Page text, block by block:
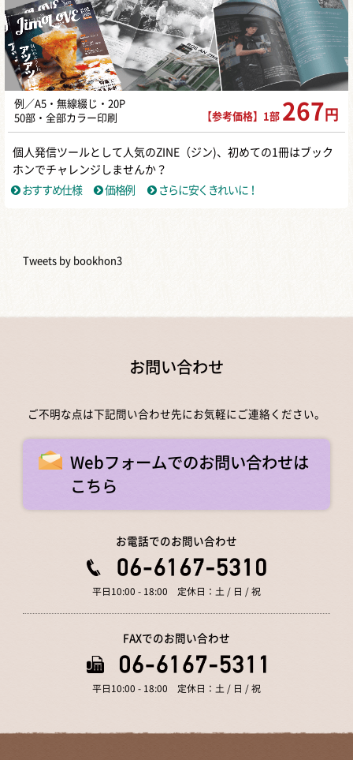
例／A5・無線綴じ・20P
50部・全部カラー印刷
【参考価格】1部 267 円
個人発信ツールとして人気のZINE（ジン)、初めての1冊はブック
ホンでチャレンジしませんか？
おすすめ仕様
価格例 さらに安くきれいに！
Tweets by bookhon3
お問い合わせ
ご不明な点は下記問い合わせ先にお気軽にご連絡ください。
Webフォームでのお問い合わせは
こちら
お電話でのお問い合わせ
平日10:00 - 18:00 定休日：土 / 日 / 祝
FAXでのお問い合わせ
平日10:00 - 18:00 定休日：土 / 日 / 祝